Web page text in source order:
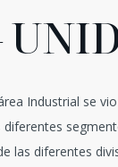
Industrial se
las diferentes